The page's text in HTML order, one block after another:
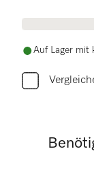
Auf Lager mit